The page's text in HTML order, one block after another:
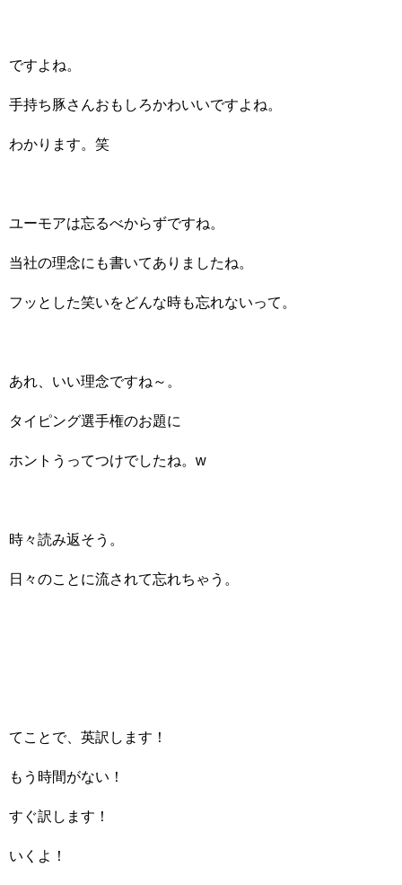
ですよね。
手持ち豚さんおもしろかわいいですよね。
わかります。笑
ユーモアは忘るべからずですね。
当社の理念にも書いてありましたね。
フッとした笑いをどんな時も忘れないって。
あれ、いい理念ですね～。
タイピング選手権のお題に
ホントうってつけでしたね。w
時々読み返そう。
日々のことに流されて忘れちゃう。
てことで、英訳します！
もう時間がない！
すぐ訳します！
いくよ！